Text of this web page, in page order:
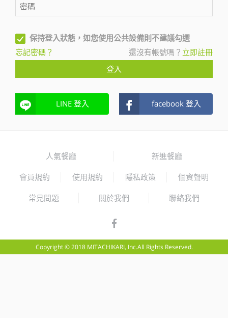
保持登入狀態，如您使用公共設備則不建議勾選
忘記密碼？
還沒有帳號嗎？ 立即註冊
登入
LINE 登入 facebook 登入
人氣餐廳 新進餐廳
會員規約 使用規約 隱私政策 個資聲明
常見問題 關於我們 聯絡我們
Copyright © 2018 MITACHIKARI, Inc.All Rights Reserved.